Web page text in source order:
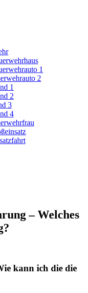
1
2
1
2
3
4
– Welches
kann ich die die